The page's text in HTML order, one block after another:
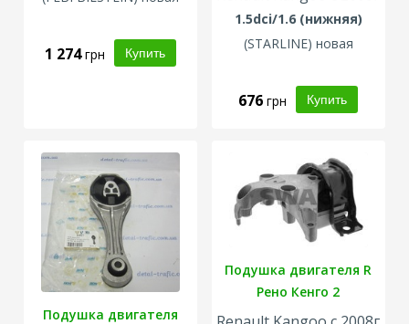
1 274грн
1.5dci/1.6 (нижняя)
(STARLINE) новая
676грн
Подушка двигателя
Подушка двигателя R
Рено Кенго 2